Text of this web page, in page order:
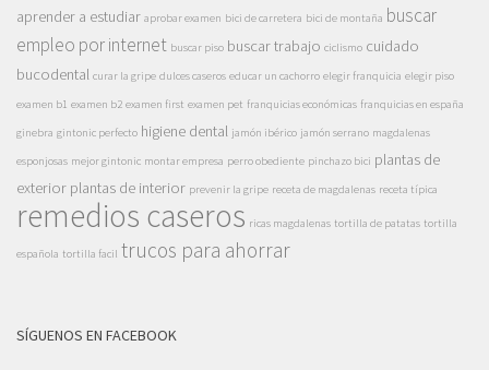
aprender a estudiar aprobar examen bici de carretera bici de montaña buscar
empleo por internet buscar piso buscar trabajo ciclismo cuidado
bucodental curar la gripe dulces caseros educar un cachorro elegir franquicia elegir piso
examen b1 examen b2 examen first examen pet franquicias económicas franquicias en españa
ginebra gintonic perfecto higiene dental jamón ibérico jamón serrano magdalenas
esponjosas mejor gintonic montar empresa perro obediente pinchazo bici plantas de
exterior plantas de interior prevenir la gripe receta de magdalenas receta típica
remedios caseros ricas magdalenas tortilla de patatas tortilla
española tortilla facil trucos para ahorrar
SÍGUENOS EN FACEBOOK